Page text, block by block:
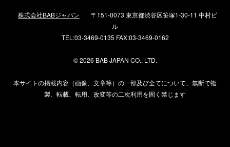
株式会社BABジャパン
〒151-0073 東京都渋谷区笹塚1-30-11 中村ビ
ル
TEL:03-3469-0135 FAX:03-3469-0162
©2026 BAB JAPAN CO., LTD.
本サイトの掲載内容（画像、文章等）の一部及び全てについて、無断で複
製、転載、転用、改変等の二次利用を固く禁じます